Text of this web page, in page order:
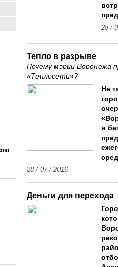
28 /
Тепло в разрыве
Почему мэрии Воронежа
«Теплосети»?
Не
и
28 / 07 / 2016
Деньги для перехода